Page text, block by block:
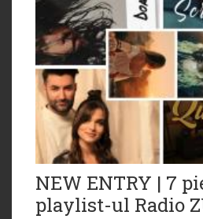
NEW ENTRY | 7
playlist-ul Radio